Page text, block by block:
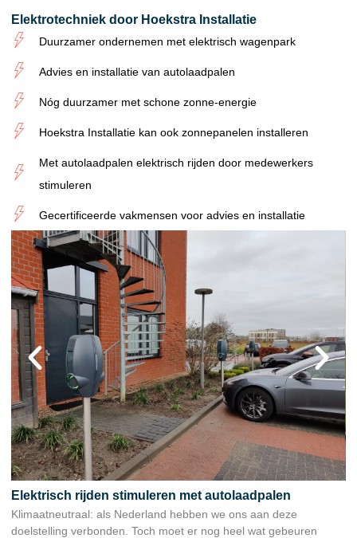
Elektrotechniek door Hoekstra Installatie
Duurzamer ondernemen met elektrisch wagenpark
Advies en installatie van autolaadpalen
Nóg duurzamer met schone zonne-energie
Hoekstra Installatie kan ook zonnepanelen installeren
Met autolaadpalen elektrisch rijden door medewerkers
stimuleren
Gecertificeerde vakmensen voor advies en installatie
Elektrisch rijden stimuleren met autolaadpalen
Klimaatneutraal: als Nederland hebben we ons aan deze
doelstelling verbonden. Toch moet er nog heel wat gebeuren